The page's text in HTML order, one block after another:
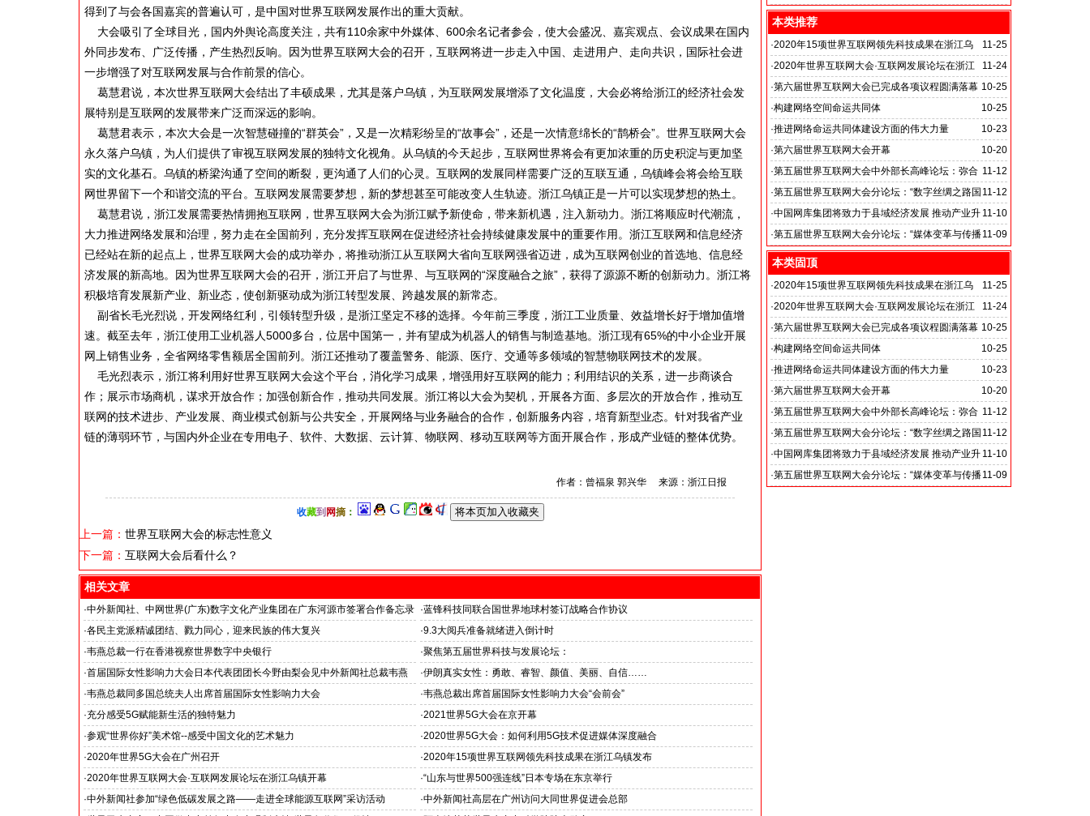
得到了与会各国嘉宾的普遍认可，是中国对世界互联网发展作出的重大贡献。
大会吸引了全球目光，国内外舆论高度关注，共有110余家中外媒体、600余名记者参会，使大会盛况、嘉宾观点、会议成果在国内
外同步发布、广泛传播，产生热烈反响。因为世界互联网大会的召开，互联网将进一步走入中国、走进用户、走向共识，国际社会进
一步增强了对互联网发展与合作前景的信心。
葛慧君说，本次世界互联网大会结出了丰硕成果，尤其是落户乌镇，为互联网发展增添了文化温度，大会必将给浙江的经济社会发
展特别是互联网的发展带来广泛而深远的影响。
葛慧君表示，本次大会是一次智慧碰撞的“群英会”，又是一次精彩纷呈的“故事会”，还是一次情意绵长的“鹊桥会”。世界互联网大会
永久落户乌镇，为人们提供了审视互联网发展的独特文化视角。从乌镇的今天起步，互联网世界将会有更加浓重的历史积淀与更加坚
实的文化基石。乌镇的桥梁沟通了空间的断裂，更沟通了人们的心灵。互联网的发展同样需要广泛的互联互通，乌镇峰会将会给互联
网世界留下一个和谐交流的平台。互联网发展需要梦想，新的梦想甚至可能改变人生轨迹。浙江乌镇正是一片可以实现梦想的热土。
葛慧君说，浙江发展需要热情拥抱互联网，世界互联网大会为浙江赋予新使命，带来新机遇，注入新动力。浙江将顺应时代潮流，
大力推进网络发展和治理，努力走在全国前列，充分发挥互联网在促进经济社会持续健康发展中的重要作用。浙江互联网和信息经济
已经站在新的起点上，世界互联网大会的成功举办，将推动浙江从互联网大省向互联网强省迈进，成为互联网创业的首选地、信息经
济发展的新高地。因为世界互联网大会的召开，浙江开启了与世界、与互联网的“深度融合之旅”，获得了源源不断的创新动力。浙江将
积极培育发展新产业、新业态，使创新驱动成为浙江转型发展、跨越发展的新常态。
副省长毛光烈说，开发网络红利，引领转型升级，是浙江坚定不移的选择。今年前三季度，浙江工业质量、效益增长好于增加值增
速。截至去年，浙江使用工业机器人5000多台，位居中国第一，并有望成为机器人的销售与制造基地。浙江现有65%的中小企业开展
网上销售业务，全省网络零售额居全国前列。浙江还推动了覆盖警务、能源、医疗、交通等多领域的智慧物联网技术的发展。
毛光烈表示，浙江将利用好世界互联网大会这个平台，消化学习成果，增强用好互联网的能力；利用结识的关系，进一步商谈合
作；展示市场商机，谋求开放合作；加强创新合作，推动共同发展。浙江将以大会为契机，开展各方面、多层次的开放合作，推动互
联网的技术进步、产业发展、商业模式创新与公共安全，开展网络与业务融合的合作，创新服务内容，培育新型业态。针对我省产业
链的薄弱环节，与国内外企业在专用电子、软件、大数据、云计算、物联网、移动互联网等方面开展合作，形成产业链的整体优势。
作者：曾福泉 郭兴华 来源：浙江日报
收藏到 网摘：
上一篇： 世界互联网大会的标志性意义
下一篇： 互联网大会后看什么？
相关文章
·中外新闻社、中网世界(广东)数字文化产业集团在广东河源市签署合作备忘录 ·蓝锋科技同联合国世界地球村签订战略合作协议
·各民主党派精诚团结、戮力同心，迎来民族的伟大复兴 ·9.3大阅兵准备就绪进入倒计时
·韦燕总裁一行在香港视察世界数字中央银行 ·聚焦第五届世界科技与发展论坛：
·首届国际女性影响力大会日本代表团团长今野由梨会见中外新闻社总裁韦燕 ·伊朗真实女性：勇敢、睿智、颜值、美丽、自信……
·韦燕总裁同多国总统夫人出席首届国际女性影响力大会 ·韦燕总裁出席首届国际女性影响力大会“会前会”
·充分感受5G赋能新生活的独特魅力 ·2021世界5G大会在京开幕
·参观“世界你好”美术馆--感受中国文化的艺术魅力
--中外新闻社大使俱乐部上海行系列活动之二
·2020世界5G大会：如何利用5G技术促进媒体深度融合
·2020年世界5G大会在广州召开 ·2020年15项世界互联网领先科技成果在浙江乌镇发布
·2020年世界互联网大会·互联网发展论坛在浙江乌镇开幕 ·“山东与世界500强连线”日本专场在东京举行
·中外新闻社参加“绿色低碳发展之路——走进全球能源互联网”采访活动 ·中外新闻社高层在广州访问大同世界促进会总部
本类推荐
11-25
·2020年15项世界互联网领先科技成果在浙江乌
镇发布
11-24
·2020年世界互联网大会·互联网发展论坛在浙江
乌镇开幕
10-25
·第六届世界互联网大会已完成各项议程圆满落幕
10-25
·构建网络空间命运共同体
10-23
·推进网络命运共同体建设方面的伟大力量
10-20
·第六届世界互联网大会开幕
11-12
·第五届世界互联网大会中外部长高峰论坛：弥合
数字鸿沟
11-12
·第五届世界互联网大会分论坛：“数字丝绸之路国
际合作”
11-10
·中国网库集团将致力于县域经济发展 推动产业升
级转型
11-09
·第五届世界互联网大会分论坛：“媒体变革与传播
创新”
本类固顶
11-25
·2020年15项世界互联网领先科技成果在浙江乌
镇发布
11-24
·2020年世界互联网大会·互联网发展论坛在浙江
乌镇开幕
10-25
·第六届世界互联网大会已完成各项议程圆满落幕
10-25
·构建网络空间命运共同体
10-23
·推进网络命运共同体建设方面的伟大力量
10-20
·第六届世界互联网大会开幕
11-12
·第五届世界互联网大会中外部长高峰论坛：弥合
数字鸿沟
11-12
·第五届世界互联网大会分论坛：“数字丝绸之路国
际合作”
11-10
·中国网库集团将致力于县域经济发展 推动产业升
级转型
11-09
·第五届世界互联网大会分论坛：“媒体变革与传播